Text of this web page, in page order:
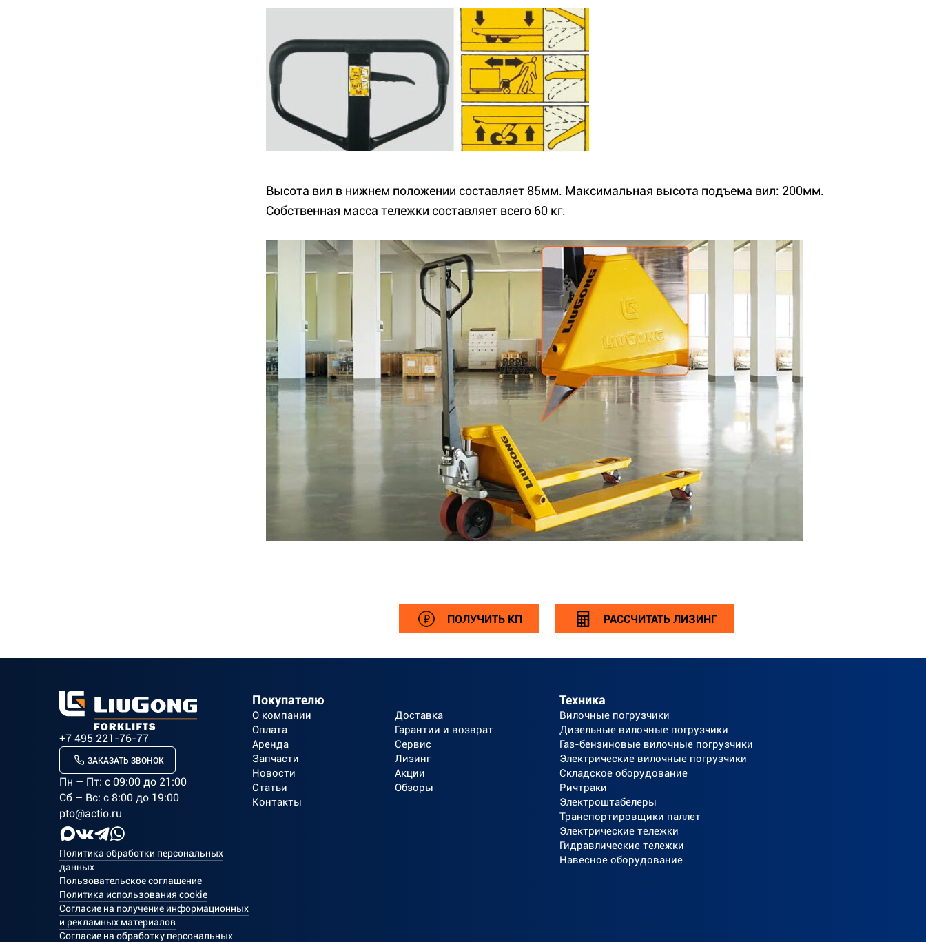
Высота вил в нижнем положении составляет 85мм. Максимальная высота подъема вил: 200мм.
Собственная масса тележки составляет всего 60 кг.
ПОЛУЧИТЬ КП РАССЧИТАТЬ ЛИЗИНГ
+7 495 221-76-77
ЗАКАЗАТЬ ЗВОНОК
Пн – Пт: c 09:00 до 21:00
Сб – Вс: с 8:00 до 19:00
pto@actio.ru
Политика обработки персональных
данных
Пользовательское соглашение
Политика использования cookie
Согласие на получение информационных
и рекламных материалов
Согласие на обработку персональных
Покупателю
О компании
Доставка
Оплата
Гарантии и возврат
Аренда
Сервис
Запчасти
Лизинг
Новости
Акции
Статьи
Обзоры
Контакты
Техника
Вилочные погрузчики
Дизельные вилочные погрузчики
Газ-бензиновые вилочные погрузчики
Электрические вилочные погрузчики
Складское оборудование
Ричтраки
Электроштабелеры
Транспортировщики паллет
Электрические тележки
Гидравлические тележки
Навесное оборудование